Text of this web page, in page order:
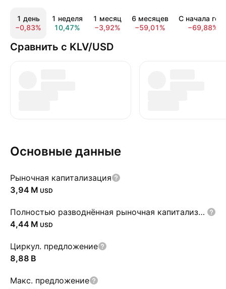
1 день
−0,83%
1 неделя
10,47%
1 месяц
−3,92%
6 месяцев
−59,01%
С начала
−69,88%
Сравнить с KLV/USD
Основные данные
Рыночная капитализация
‪3,94 M‬ USD
Полностью разводнённая рыночная капитализация
‪4,44 M‬ USD
Циркул. предложение
‪8,88 B‬
Макс. предложение